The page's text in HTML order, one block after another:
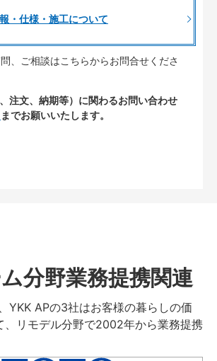
・仕様・施工について
、ご相談はこちらからお問合せくださ
注文、納期等）に関わるお問い合わせ
までお願いいたします。
分野業務提携関連
YKK APの3社はお客様の暮らしの価
、リモデル分野で2002年から業務提携